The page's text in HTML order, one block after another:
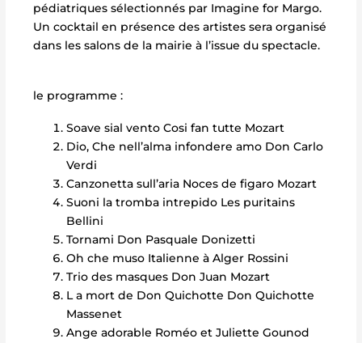
pédiatriques sélectionnés par Imagine for Margo.
Un cocktail en présence des artistes sera organisé
dans les salons de la mairie à l’issue du spectacle.
le programme :
Soave sial vento Cosi fan tutte Mozart
Dio, Che nell’alma infondere amo Don Carlo
Verdi
Canzonetta sull’aria Noces de figaro Mozart
Suoni la tromba intrepido Les puritains
Bellini
Tornami Don Pasquale Donizetti
Oh che muso Italienne à Alger Rossini
Trio des masques Don Juan Mozart
L a mort de Don Quichotte Don Quichotte
Massenet
Ange adorable Roméo et Juliette Gounod